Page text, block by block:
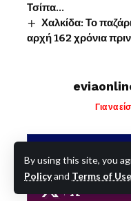
By using this site, you
Policyand Terms of Use
Τσίπα…
Χαλκίδα: Το
αρχή 162 χρόνια
Για να
X